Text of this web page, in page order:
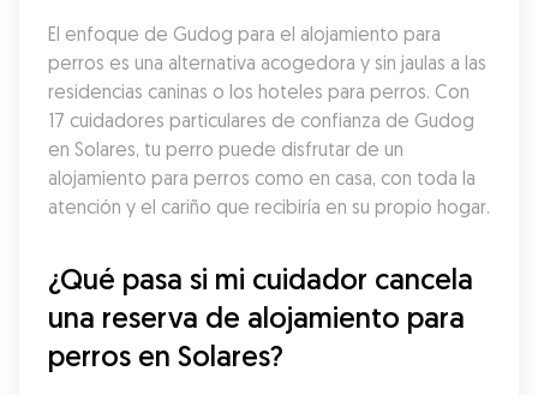
El enfoque de Gudog para el alojamiento para
perros es una alternativa acogedora y sin jaulas a las
residencias caninas o los hoteles para perros. Con
17 cuidadores particulares de confianza de Gudog
en Solares, tu perro puede disfrutar de un
alojamiento para perros como en casa, con toda la
atención y el cariño que recibiría en su propio hogar.
¿Qué pasa si mi cuidador cancela
una reserva de alojamiento para
perros en Solares?